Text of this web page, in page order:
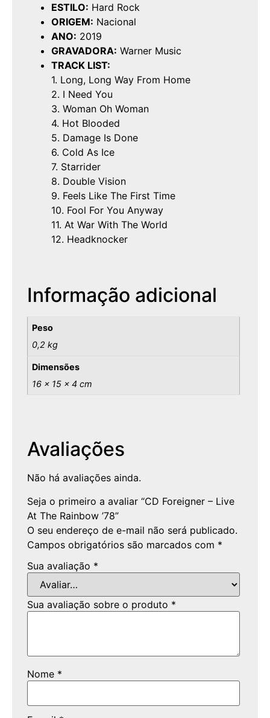
ESTILO: Hard Rock
ORIGEM: Nacional
ANO: 2019
GRAVADORA: Warner Music
TRACK LIST:
1. Long, Long Way From Home
2. I Need You
3. Woman Oh Woman
4. Hot Blooded
5. Damage Is Done
6. Cold As Ice
7. Starrider
8. Double Vision
9. Feels Like The First Time
10. Fool For You Anyway
11. At War With The World
12. Headknocker
Informação adicional
Peso
0,2 kg
Dimensões
16 × 15 × 4 cm
Avaliações
Não há avaliações ainda.
Seja o primeiro a avaliar “CD Foreigner – Live
At The Rainbow ’78”
O seu endereço de e-mail não será publicado.
Campos obrigatórios são marcados com *
Sua avaliação *
Sua avaliação sobre o produto *
Nome *